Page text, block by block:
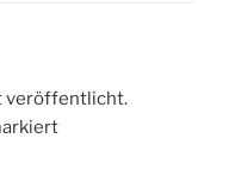
veröffentlicht.